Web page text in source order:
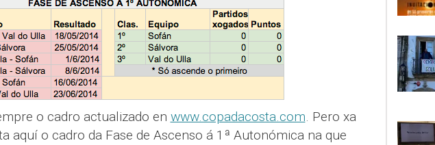
o cadro actualizado en www.copadacosta.com. Pero xa
aquí o cadro da Fase de Ascenso á 1ª Autonómica na que